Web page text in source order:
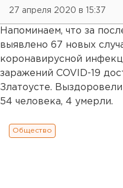
27 апреля 2020 в 15:37
Напоминаем, что за
выявлено 67 новых
коронавирусной
заражений COVID-19
Златоусте.
54 человека, 4 умерли.
Общество